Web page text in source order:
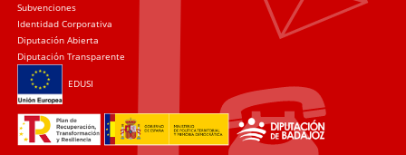
Subvenciones
Identidad Corporativa
Diputación Abierta
Diputación Transparente
EDUSI